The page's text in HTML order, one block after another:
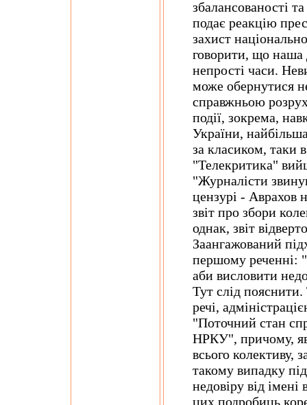
збалансованості
подає реакцію
захист
говорити, що наша
непрості часи.
може обернутися
справжньою
події, зокрема,
України,
за класиком, таки
"Телекритика"
"Журналісти
цензурі - Аврахов
звіт про збори
однак, звіт
Заангажований
першому реченні:
аби висловити
Тут слід
речі,
"Поточний стан
НРКУ", причому,
всього колективу,
такому випадку
недовіру від
цих подробиць